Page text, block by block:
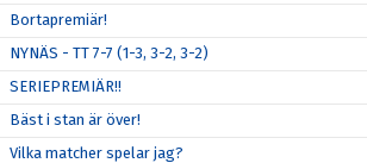
Bortapremiär!
NYNÄS - TT 7-7 (1-3, 3-2, 3-2)
SERIEPREMIÄR!!
Bäst i stan är över!
Vilka matcher spelar jag?